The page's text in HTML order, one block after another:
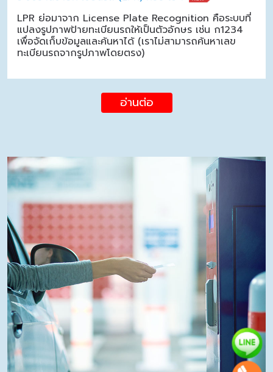
LPR ย่อมาจาก License Plate Recognition คือระบบที่
แปลงรูปภาพป้ายทะเบียนรถให้เป็นตัวอักษร เช่น ก1234
เพื่อจัดเก็บข้อมูลและค้นหาได้ (เราไม่สามารถค้นหาเลข
ทะเบียนรถจากรูปภาพโดยตรง)
อ่านต่อ